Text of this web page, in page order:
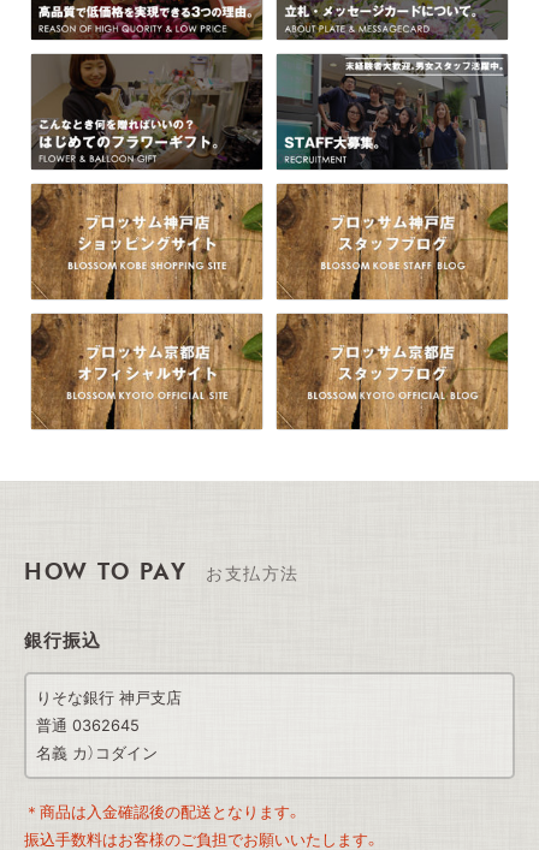
HOW TO PAY お支払方法
銀行振込
りそな銀行 神戸支店
普通 0362645
名義 カ）コダイン
＊商品は入金確認後の配送となります。
振込手数料はお客様のご負担でお願いいたします。